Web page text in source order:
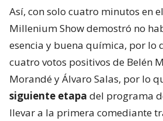
Así, con solo cuatro minutos en
Millenium Show demostró no
esencia y buena química, por lo
cuatro votos positivos de Belén
Morandé y Álvaro Salas, por lo
siguiente etapa del programa
llevar a la primera comediante